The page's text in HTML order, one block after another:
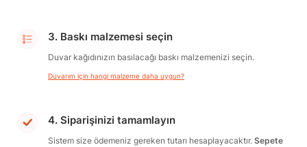
3. Baskı malzemesi seçin
Duvar kağıdınızın basılacağı baskı malzemenizi seçin.
Duvarım için hangi malzeme daha uygun?
4. Siparişinizi tamamlayın
Sistem size ödemeniz gereken tutarı hesaplayacaktır. Sepete